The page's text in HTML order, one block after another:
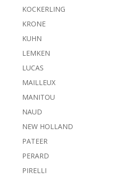
KOCKERLING
KRONE
KUHN
LEMKEN
LUCAS
MAILLEUX
MANITOU
NAUD
NEW HOLLAND
PATEER
PERARD
PIRELLI